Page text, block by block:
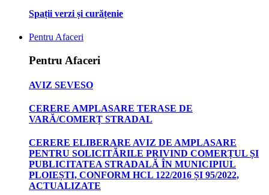
Spații verzi și curățenie
Pentru Afaceri
Pentru Afaceri
AVIZ SEVESO
CERERE AMPLASARE TERASE DE
VARĂ/COMERȚ STRADAL
CERERE ELIBERARE AVIZ DE AMPLASARE
PENTRU SOLICITĂRILE PRIVIND COMERȚUL ȘI
PUBLICITATEA STRADALĂ ÎN MUNICIPIUL
PLOIEȘTI, CONFORM HCL 122/2016 ȘI 95/2022,
ACTUALIZATE